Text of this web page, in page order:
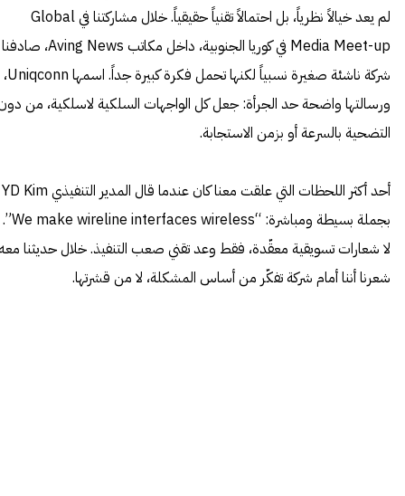
لم يعد خيالاً نظرياً، بل احتمالاً تقنياً حقيقياً. خلال مشاركتنا في Global
Media Meet-up في كوريا الجنوبية، داخل مكاتب Aving News، صادفنا
شركة ناشئة صغيرة نسبياً لكنها تحمل فكرة كبيرة جداً. اسمها Uniqconn،
ورسالتها واضحة حد الجرأة: جعل كل الواجهات السلكية لاسلكية، من
التضحية بالسرعة أو بزمن الاستجابة.
أحد أكثر اللحظات التي علقت معنا كان عندما قال المدير التنفيذي YD Kim
بجملة بسيطة ومباشرة: “We make wireline interfaces wireless”.
لا شعارات تسويقية معقّدة، فقط وعد تقني صعب التنفيذ. خلال حديثنا
شعرنا أننا أمام شركة تفكّر من أساس المشكلة، لا من قشرتها.